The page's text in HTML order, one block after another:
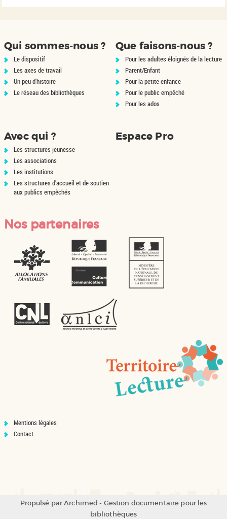
Qui sommes-nous ?
Le dispositif
Les axes de travail
Un peu d'histoire
Le réseau des bibliothèques
Que faisons-nous ?
Pour les adultes éloignés de la lecture
Parent/Enfant
Pour la petite enfance
Pour le public empêché
Pour les ados
Avec qui ?
Les structures jeunesse
Les associations
Les institutions
Les structures d'accueil et de soutien
aux publics empêchés
Espace Pro
Nos partenaires
Mentions légales
Contact
Propulsé parArchimed - Gestion documentaire pour les
bibliothèques